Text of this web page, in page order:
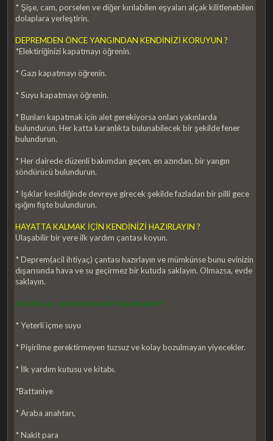
* Şişe, cam, porselen ve diğer kırılabilen eşyaları alçak kilitlenebilen
dolaplara yerleştirin.
DEPREMDEN ÖNCE YANGINDAN KENDİNİZİ KORUYUN ?
*Elektiriğinizi kapatmayı öğrenin.
* Gazı kapatmayı öğrenin.
* Suyu kapatmayı öğrenin.
* Bunları kapatmak için alet gerekiyorsa onları yakınlarda
bulundurun. Her katta karanlıkta bulunabilecek bir şekilde fener
bulundurun.
* Her dairede düzenli bakımdan geçen, en azından, bir yangın
söndürücü bulundurun.
* Işıklar kesildiğinde devreye girecek şekilde fazladan bir pilli gece
ışığını fişte bulundurun.
HAYATTA KALMAK İÇİN KENDİNİZİ HAZIRLAYIN ?
Ulaşabilir bir yere ilk yardım çantası koyun.
* Deprem(acil ihtiyaç) çantası hazırlayın ve mümkünse bunu evinizin
dışarısında hava ve su geçirmez bir kutuda saklayın. Olmazsa, evde
saklayın.
Acil ihtiyaç çantasınde neler bulunmalıdır?
* Yeterli içme suyu
* Pişirilme gerektirmeyen tuzsuz ve kolay bozulmayan yiyecekler.
* İlk yardım kutusu ve kitabı.
*Battaniye
* Araba anahtarı,
* Nakit para